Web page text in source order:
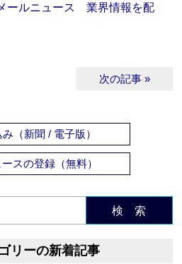
ールニュース 業界情報を配
次の記事 »
（新聞 / 電子版）
スの登録（無料）
検 索
リーの新着記事